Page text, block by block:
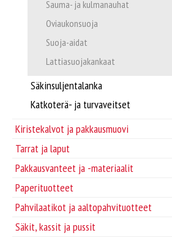
Pakkausvanteet ja -materiaalit
Pahvilaatikot ja aaltopahvituotteet
Säkit, kassit ja pussit
Kartonkituotteet
Paperituotteet
Sauma- ja kulmanauhat
Oviaukonsuoja
Suoja-aidat
Lattiasuojakankaat
Säkinsuljentalanka
Katkoterä- ja turvaveitset
Kiristekalvot ja pakkausmuovi
Tarrat ja laput
Pakkausvanteet ja -materiaalit
Paperituotteet
Pahvilaatikot ja aaltopahvituotteet
Säkit, kassit ja pussit